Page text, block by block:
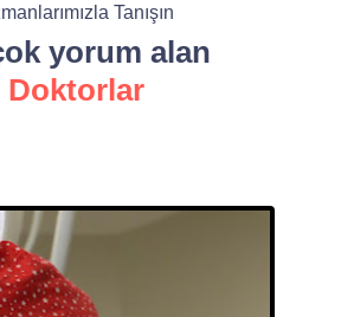
Tanışın
yorum alan
Doktorlar